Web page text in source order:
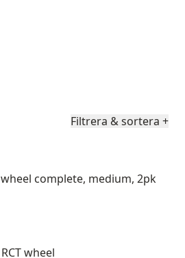
Filtrera & sortera +
complete, medium, 2pk
wheel